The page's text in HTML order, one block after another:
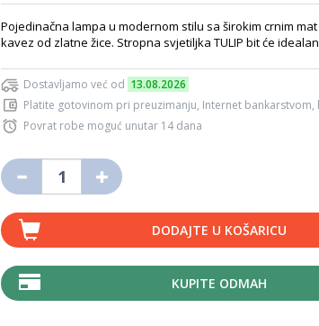
Pojedinačna lampa u modernom stilu sa širokim crnim
kavez od zlatne žice. Stropna svjetiljka TULIP bit će
Dostavljamo već od 13.08.2026
Platite gotovinom pri preuzimanju, Internet
Povrat robe moguć unutar 14 dana
DODAJTE U KOŠARICU
KUPITE ODMAH